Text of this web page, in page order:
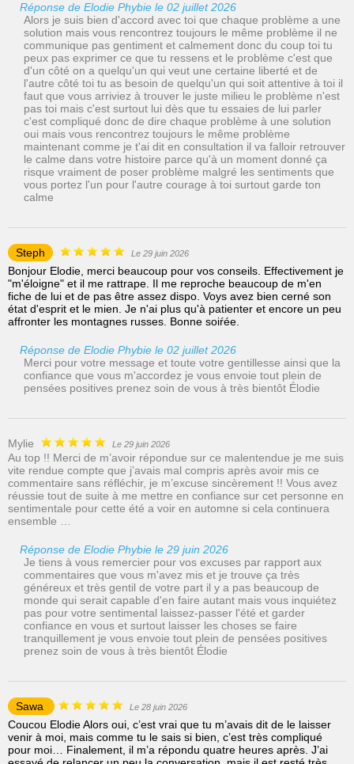
Réponse de Elodie Phybie le 02 juillet 2026
Alors je suis bien d'accord avec toi que chaque problème a une
solution mais vous rencontrez toujours le même problème il ne
communique pas gentiment et calmement donc du coup toi tu
peux pas exprimer ce que tu ressens et le problème c'est que
d'un côté on a quelqu'un qui veut une certaine liberté et de
l'autre côté toi tu as besoin de quelqu'un qui soit attentive à toi il
faut que vous arriviez à trouver le juste milieu le problème n'est
pas toi mais c'est surtout lui dès que tu essaies de lui parler
c'est compliqué donc de dire chaque problème à une solution
oui mais vous rencontrez toujours le même problème
maintenant comme je t'ai dit en consultation il va falloir retrouver
le calme dans votre histoire parce qu'à un moment donné ça
risque vraiment de poser problème malgré les sentiments que
vous portez l'un pour l'autre courage à toi surtout garde ton
calme
Steph Le 29 juin 2026
Bonjour Elodie, merci beaucoup pour vos conseils. Effectivement je
"m'éloigne" et il me rattrape. Il me reproche beaucoup de m'en
fiche de lui et de pas être assez dispo. Voys avez bien cerné son
état d'esprit et le mien. Je n'ai plus qu'à patienter et encore un peu
affronter les montagnes russes. Bonne soiŕée.
Réponse de Elodie Phybie le 02 juillet 2026
Merci pour votre message et toute votre gentillesse ainsi que la
confiance que vous m'accordez je vous envoie tout plein de
pensées positives prenez soin de vous à très bientôt Élodie
Mylie Le 29 juin 2026
Au top !! Merci de m’avoir répondue sur ce malentendue je me suis
vite rendue compte que j’avais mal compris après avoir mis ce
commentaire sans réfléchir, je m’excuse sincèrement !! Vous avez
réussie tout de suite à me mettre en confiance sur cet personne en
sentimentale pour cette été a voir en automne si cela continuera
ensemble …
Réponse de Elodie Phybie le 29 juin 2026
Je tiens à vous remercier pour vos excuses par rapport aux
commentaires que vous m'avez mis et je trouve ça très
généreux et très gentil de votre part il y a pas beaucoup de
monde qui serait capable d'en faire autant mais vous inquiétez
pas pour votre sentimental laissez-passer l'été et garder
confiance en vous et surtout laisser les choses se faire
tranquillement je vous envoie tout plein de pensées positives
prenez soin de vous à très bientôt Élodie
Sawa Le 28 juin 2026
Coucou Elodie Alors oui, c’est vrai que tu m’avais dit de le laisser
venir à moi, mais comme tu le sais si bien, c’est très compliqué
pour moi… Finalement, il m’a répondu quatre heures après. J’ai